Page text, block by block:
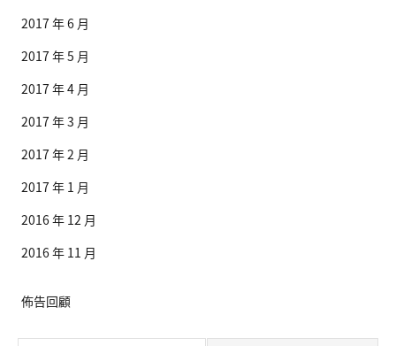
2017 年 6 月
2017 年 5 月
2017 年 4 月
2017 年 3 月
2017 年 2 月
2017 年 1 月
2016 年 12 月
2016 年 11 月
佈告回顧